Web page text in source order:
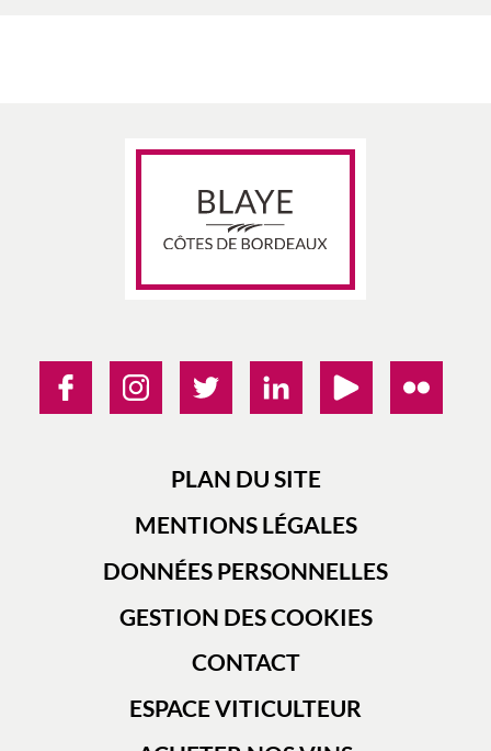
PLAN DU SITE
MENTIONS LÉGALES
DONNÉES PERSONNELLES
GESTION DES COOKIES
CONTACT
ESPACE VITICULTEUR